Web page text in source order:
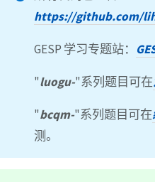
https://github.com/
GESP 学习专题站：
"luogu-"系列题目可在
"bcqm-"系列题目可在
测。